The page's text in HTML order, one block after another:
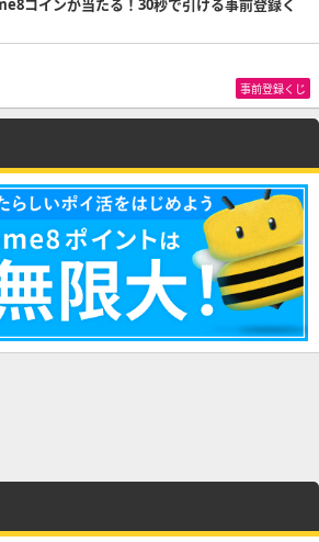
コインが当たる！30秒で引ける事前登録く
事前登録くじ